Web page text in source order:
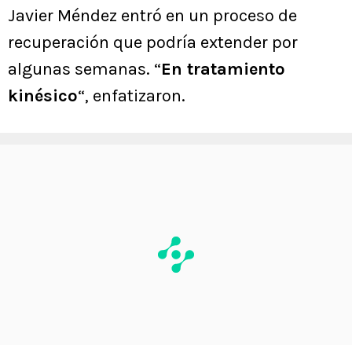
Javier Méndez entró en un proceso de
recuperación que podría extender por
algunas semanas. “En tratamiento
kinésico“, enfatizaron.